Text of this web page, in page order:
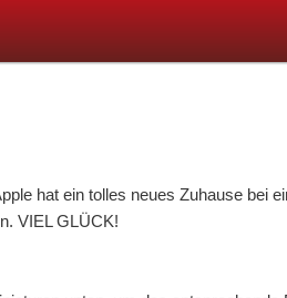
hat ein tolles neues Zuhause bei
VIEL GLÜCK!